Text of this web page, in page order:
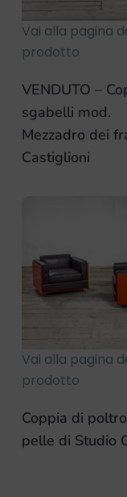
Vai alla pagina
prodotto
VENDUTO –
sgabelli mod.
Mezzadro dei
Castiglioni
Vai alla pagina
prodotto
Coppia di
pelle di Studio